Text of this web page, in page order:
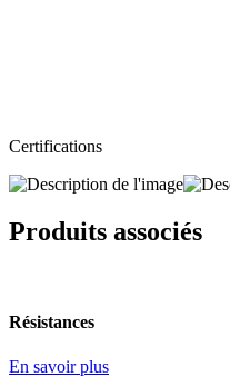
Certifications
Produits associés
Résistances
En savoir plus